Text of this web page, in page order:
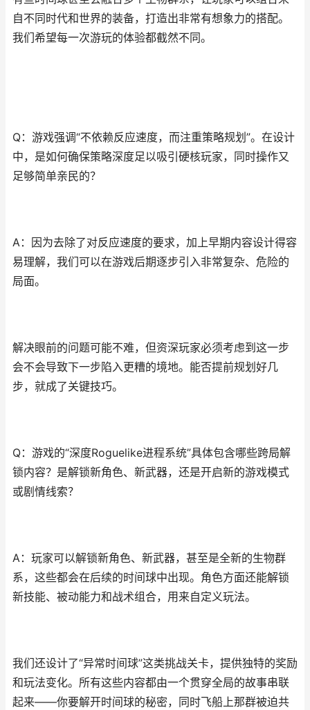
自不同时代和世界的装备，打造出非常有想象力的搭配。
我们希望每一次游玩的体验都截然不同。
Q：游戏强调“不依赖反应速度，而注重策略规划”。在设计
中，是如何确保策略深度足以吸引硬核玩家，同时操作又
足够简单亲民的？
A：因为去除了对反应速度的要求，加上早期内容设计得容
易理解，我们可以在游戏后期逐步引入非常复杂、危险的
局面。
解决眼前的问题可能不难，但资深玩家必须考虑到这一步
会不会导致下一步陷入更糟的境地。能否提前规划好几
步，就成了关键技巧。
Q：游戏的“深度Roguelike进程系统”具体包含哪些跨局解
锁内容？是解锁新角色、新武器，还是开启新的游戏模式
或剧情线索？
A：玩家可以解锁新角色、新武器，甚至是全新的生物群
系，这些都会在后续的时间球中出现。角色方面还能解锁
新技能、被动能力和战术组合，用来自定义玩法。
我们还设计了“异常时间球”这类挑战关卡，提供独特的奖励
和玩法变化。所有这些内容都由一个贯穿全局的故事串联
起来——你要解开时间球的秘密，同时飞船上那群被迫共